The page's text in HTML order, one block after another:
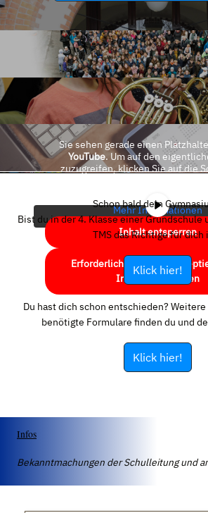
Sie sehen gerade einen
YouTube. Um auf den
zuzugreifen, klicken Sie auf die
Mehr Informationen
Inhalt entsperren
Erforderlichen Service
Inhalte entsperren
Schon bald dein
Bist du in der 4. Klasse einer Grundschule
TMS das Richtige für dich
Klick hier!
Du hast dich schon entschieden?
benötigte Formulare finden du und
Klick hier!
Infos
Bekanntmachungen der Schulleitung und